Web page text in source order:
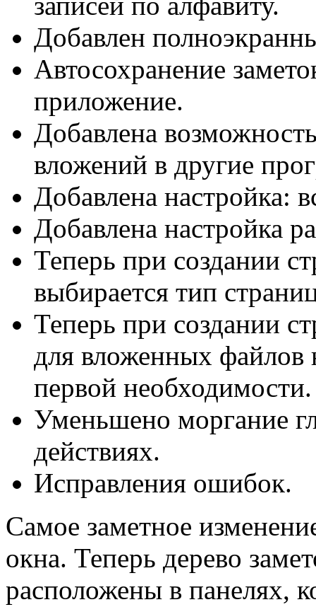
Добавлен
Автосохранение
приложение.
Добавлена
вложений в другие
Добавлена настройка:
Добавлена настройка
Теперь при создании
выбирается тип
Теперь при создании
для вложенных файлов
первой необходимости.
Уменьшено моргание
действиях.
Исправления ошибок.
Самое заметное
окна. Теперь дерево
расположены в панелях,